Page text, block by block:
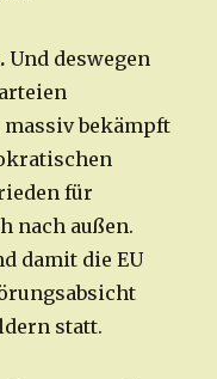
Und deswegen
bekämpft
für
nach außen.
damit die EU
statt.